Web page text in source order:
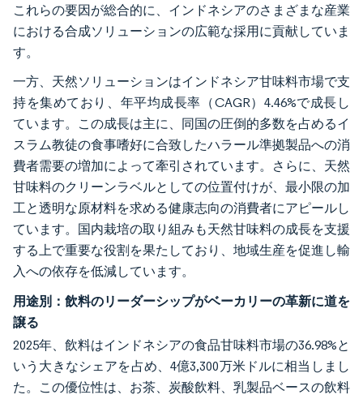
これらの要因が総合的に、インドネシアのさまざまな産業
における合成ソリューションの広範な採用に貢献していま
す。
一方、天然ソリューションはインドネシア甘味料市場で支
持を集めており、年平均成長率（CAGR）4.46%で成長し
ています。この成長は主に、同国の圧倒的多数を占めるイ
スラム教徒の食事嗜好に合致したハラール準拠製品への消
費者需要の増加によって牽引されています。さらに、天然
甘味料のクリーンラベルとしての位置付けが、最小限の加
工と透明な原材料を求める健康志向の消費者にアピールし
ています。国内栽培の取り組みも天然甘味料の成長を支援
する上で重要な役割を果たしており、地域生産を促進し輸
入への依存を低減しています。
用途別：飲料のリーダーシップがベーカリーの革新に道を
譲る
2025年、飲料はインドネシアの食品甘味料市場の36.98%と
いう大きなシェアを占め、4億3,300万米ドルに相当しまし
た。この優位性は、お茶、炭酸飲料、乳製品ベースの飲料